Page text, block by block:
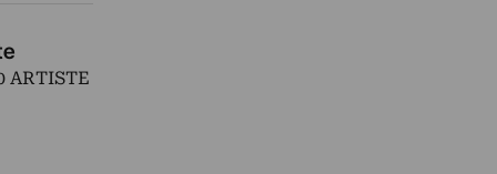
ARTISTE